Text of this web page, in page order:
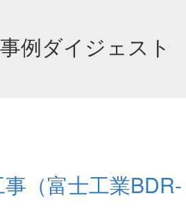
例ダイジェスト
（富士工業BDR-